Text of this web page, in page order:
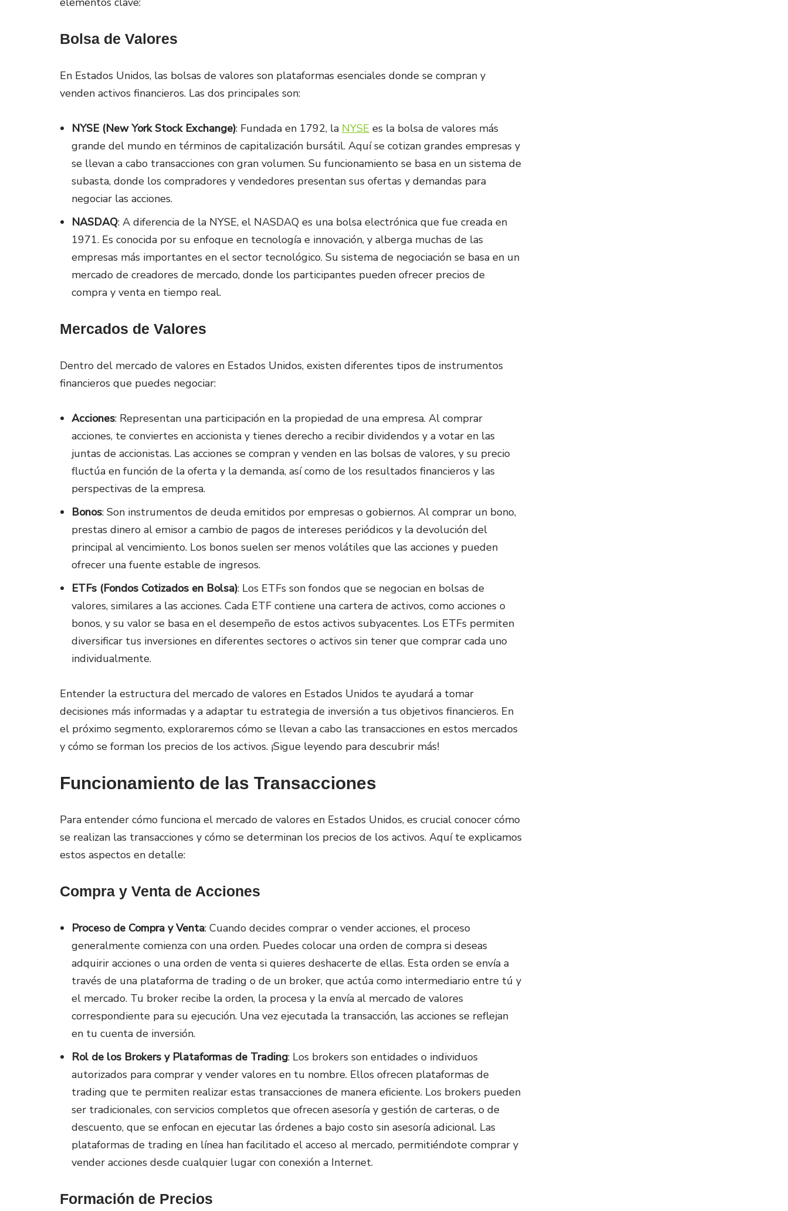
Bolsa de Valores
En Estados Unidos, las bolsas de valores son plataformas esenciales donde se compran y
venden activos financieros. Las dos principales son:
NYSE (New York Stock Exchange): Fundada en 1792, la NYSE es la bolsa de valores más
grande del mundo en términos de capitalización bursátil. Aquí se cotizan grandes empresas y
se llevan a cabo transacciones con gran volumen. Su funcionamiento se basa en un sistema de
subasta, donde los compradores y vendedores presentan sus ofertas y demandas para
negociar las acciones.
NASDAQ: A diferencia de la NYSE, el NASDAQ es una bolsa electrónica que fue creada en
1971. Es conocida por su enfoque en tecnología e innovación, y alberga muchas de las
empresas más importantes en el sector tecnológico. Su sistema de negociación se basa en un
mercado de creadores de mercado, donde los participantes pueden ofrecer precios de
compra y venta en tiempo real.
Mercados de Valores
Dentro del mercado de valores en Estados Unidos, existen diferentes tipos de instrumentos
financieros que puedes negociar:
Acciones: Representan una participación en la propiedad de una empresa. Al comprar
acciones, te conviertes en accionista y tienes derecho a recibir dividendos y a votar en las
juntas de accionistas. Las acciones se compran y venden en las bolsas de valores, y su precio
fluctúa en función de la oferta y la demanda, así como de los resultados financieros y las
perspectivas de la empresa.
Bonos: Son instrumentos de deuda emitidos por empresas o gobiernos. Al comprar un bono,
prestas dinero al emisor a cambio de pagos de intereses periódicos y la devolución del
principal al vencimiento. Los bonos suelen ser menos volátiles que las acciones y pueden
ofrecer una fuente estable de ingresos.
ETFs (Fondos Cotizados en Bolsa): Los ETFs son fondos que se negocian en bolsas de
valores, similares a las acciones. Cada ETF contiene una cartera de activos, como acciones o
bonos, y su valor se basa en el desempeño de estos activos subyacentes. Los ETFs permiten
diversificar tus inversiones en diferentes sectores o activos sin tener que comprar cada uno
individualmente.
Entender la estructura del mercado de valores en Estados Unidos te ayudará a tomar
decisiones más informadas y a adaptar tu estrategia de inversión a tus objetivos financieros. En
el próximo segmento, exploraremos cómo se llevan a cabo las transacciones en estos mercados
y cómo se forman los precios de los activos. ¡Sigue leyendo para descubrir más!
Funcionamiento de las Transacciones
Para entender cómo funciona el mercado de valores en Estados Unidos, es crucial conocer cómo
se realizan las transacciones y cómo se determinan los precios de los activos. Aquí te explicamos
estos aspectos en detalle:
Compra y Venta de Acciones
Proceso de Compra y Venta: Cuando decides comprar o vender acciones, el proceso
generalmente comienza con una orden. Puedes colocar una orden de compra si deseas
adquirir acciones o una orden de venta si quieres deshacerte de ellas. Esta orden se envía a
través de una plataforma de trading o de un broker, que actúa como intermediario entre tú y
el mercado. Tu broker recibe la orden, la procesa y la envía al mercado de valores
correspondiente para su ejecución. Una vez ejecutada la transacción, las acciones se reflejan
en tu cuenta de inversión.
Rol de los Brokers y Plataformas de Trading: Los brokers son entidades o individuos
autorizados para comprar y vender valores en tu nombre. Ellos ofrecen plataformas de
trading que te permiten realizar estas transacciones de manera eficiente. Los brokers pueden
ser tradicionales, con servicios completos que ofrecen asesoría y gestión de carteras, o de
descuento, que se enfocan en ejecutar las órdenes a bajo costo sin asesoría adicional. Las
plataformas de trading en línea han facilitado el acceso al mercado, permitiéndote comprar y
vender acciones desde cualquier lugar con conexión a Internet.
Formación de Precios